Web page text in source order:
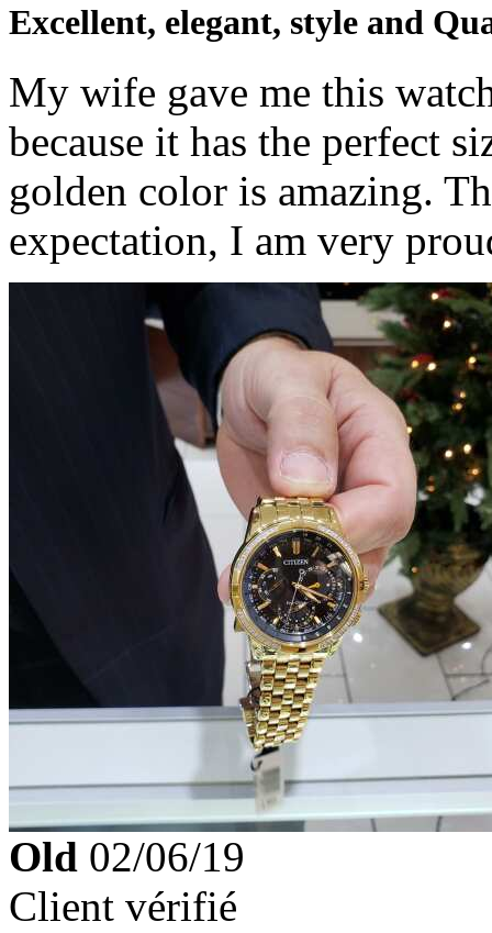
Excellent, elegant, style and
My wife gave me this
because it has the perfect
golden color is amazing.
expectation, I am very
Old 02/06/19
Client vérifié